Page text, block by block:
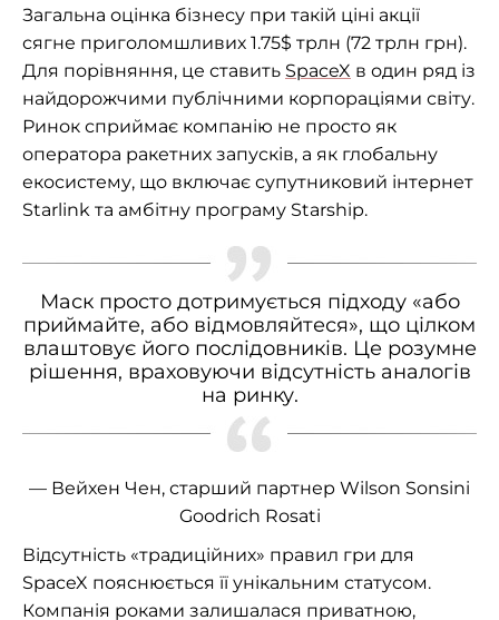
Загальна оцінка бізнесу при такій ціні акції
сягне приголомшливих 1.75$ трлн (72 трлн грн).
Для порівняння, це ставить SpaceX в один ряд із
найдорожчими публічними корпораціями світу.
Ринок сприймає компанію не просто як
оператора ракетних запусків, а як глобальну
екосистему, що включає супутниковий інтернет
Starlink та амбітну програму Starship.
Маск просто дотримується підходу «або
приймайте, або відмовляйтеся», що цілком
влаштовує його послідовників. Це розумне
рішення, враховуючи відсутність аналогів
на ринку.
— Вейхен Чен, старший партнер Wilson Sonsini
Goodrich Rosati
Відсутність «традиційних» правил гри для
SpaceX пояснюється її унікальним статусом.
Компанія роками залишалася приватною,